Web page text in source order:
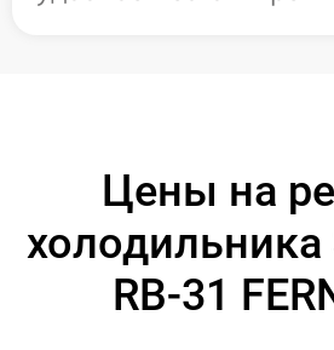
Цены на
холодильника
RB-31